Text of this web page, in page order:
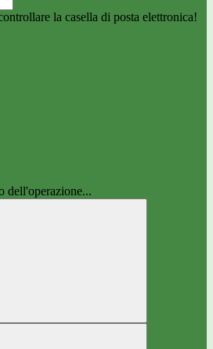
la casella di posta elettronica!
dell'operazione...